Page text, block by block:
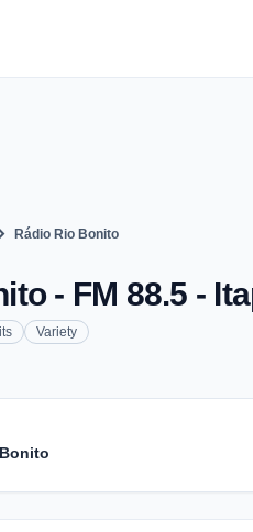
Rádio Rio Bonito
- FM 88.5 -
Variety